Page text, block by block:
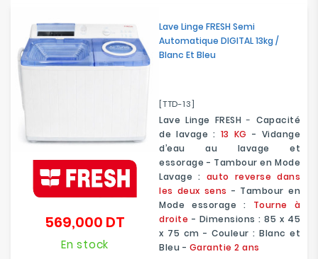
Lave Linge FRESH Semi
Automatique DIGITAL 13kg /
Blanc Et Bleu
[TTD-13]
Lave Linge FRESH - Capacité
de lavage : 13 KG - Vidange
d’eau au lavage et
essorage - Tambour en Mode
Lavage : auto reverse dans
les deux sens - Tambour en
Mode essorage : Tourne à
droite - Dimensions :85 x 45
x 75 cm - Couleur : Blanc et
Bleu - Garantie 2 ans
569,000 DT
En stock